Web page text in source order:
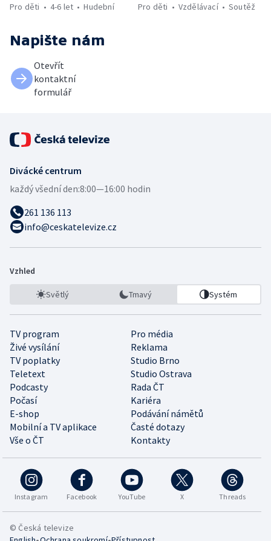
Pro děti
4-6 let Hudební
Pro děti
Vzdělávací Soutěž
Napište nám
Otevřít
kontaktní
formulář
Divácké centrum
každý všední den:8:00—16:00 hodin
261 136 113
info@ceskatelevize.cz
Vzhled
Světlý Tmavý Systém
TV program
Pro média
Živé vysílání
Reklama
TV poplatky
Studio Brno
Teletext
Studio Ostrava
Podcasty
Rada ČT
Počasí
Kariéra
E-shop
Podávání námětů
Mobilní a TV aplikace
Časté dotazy
Vše o ČT
Kontakty
Instagram Facebook YouTube X Threads
© Česká televize